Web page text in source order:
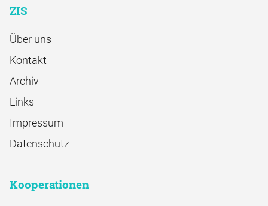
ZIS
Über uns
Kontakt
Archiv
Links
Impressum
Datenschutz
Kooperationen